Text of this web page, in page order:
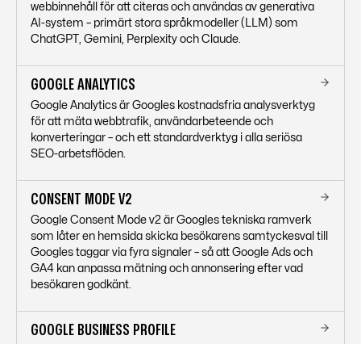
webbinnehåll för att citeras och användas av generativa
AI-system – primärt stora språkmodeller (LLM) som
ChatGPT, Gemini, Perplexity och Claude.
GOOGLE ANALYTICS
Google Analytics är Googles kostnadsfria analysverktyg
för att mäta webbtrafik, användarbeteende och
konverteringar – och ett standardverktyg i alla seriösa
SEO-arbetsflöden.
CONSENT MODE V2
Google Consent Mode v2 är Googles tekniska ramverk
som låter en hemsida skicka besökarens samtyckesval till
Googles taggar via fyra signaler – så att Google Ads och
GA4 kan anpassa mätning och annonsering efter vad
besökaren godkänt.
GOOGLE BUSINESS PROFILE